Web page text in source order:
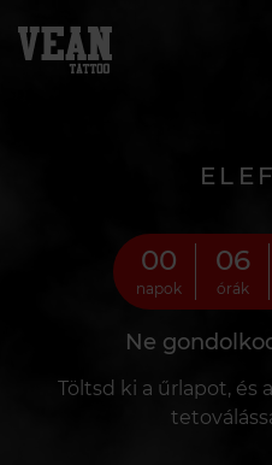
00
napok
06
órák
Ne
Töltsd ki a űrlapot, és